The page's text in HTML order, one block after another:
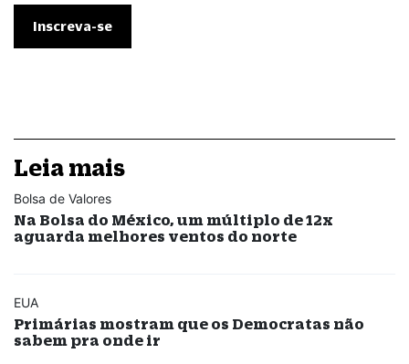
Leia mais
Bolsa de Valores
Na Bolsa do México, um múltiplo de 12x
aguarda melhores ventos do norte
EUA
Primárias mostram que os Democratas não
sabem pra onde ir